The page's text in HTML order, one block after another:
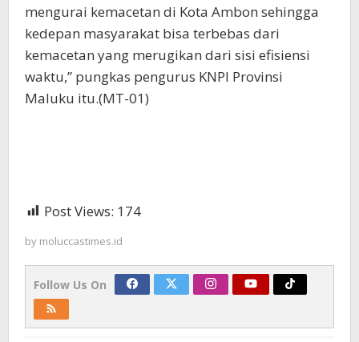
mengurai kemacetan di Kota Ambon sehingga
kedepan masyarakat bisa terbebas dari
kemacetan yang merugikan dari sisi efisiensi
waktu,” pungkas pengurus KNPI Provinsi
Maluku itu.(MT-01)
Post Views: 174
by moluccastimes.id
Follow Us On